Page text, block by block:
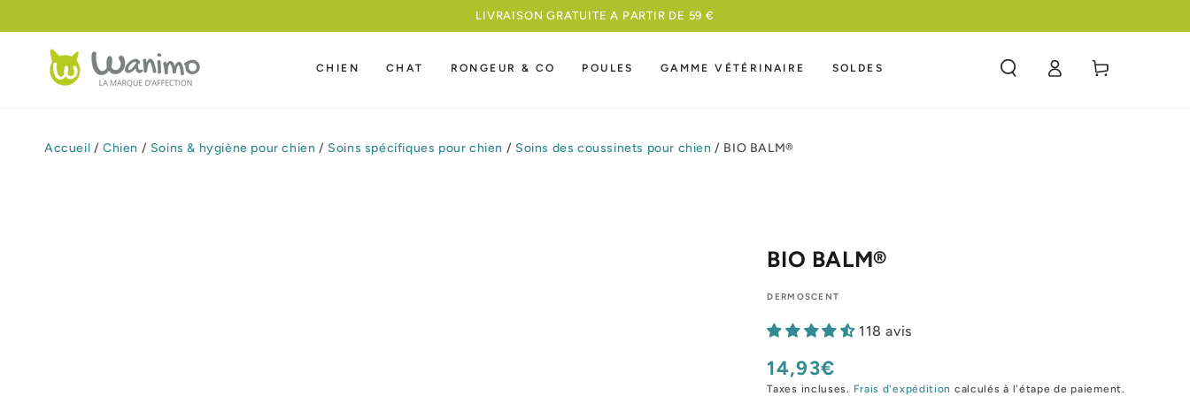
MEILLEURE NOURRITURE A UN PRIX COMPETITIF
CHIEN CHAT RONGEUR & CO POULES GAMME VÉTÉRINAIRE SOLDES Connexion Panier
Accueil / Chien / Soins & hygiène pour chien / Soins spécifiques pour chien / Soins des coussinets pour chien / BIO BALM®
BIO BALM®
DERMOSCENT
118 avis
Prix
normal
14,93€
Taxes incluses. Frais d'expédition calculés à l'étape de paiement.